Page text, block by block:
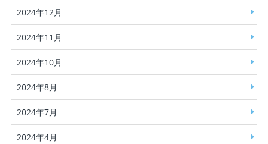
2024年12月
2024年11月
2024年10月
2024年8月
2024年7月
2024年4月